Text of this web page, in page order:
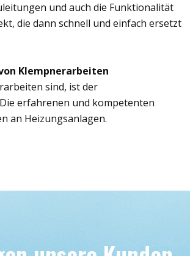
und auch die Funktionalität
die dann schnell und einfach ersetzt
Klempnerarbeiten
sind, ist der
erfahrenen und kompetenten
an Heizungsanlagen.